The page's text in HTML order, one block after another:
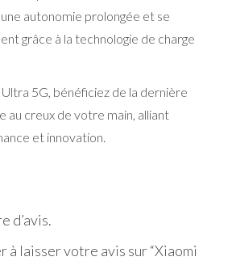
autonomie prolongée et se
grâce à la technologie de charge
5G, bénéficiez de la dernière
au creux de votre main, alliant
et innovation.
d’avis.
à laisser votre avis sur “Xiaomi